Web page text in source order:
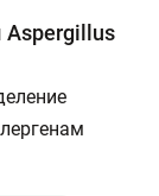
Aspergillus